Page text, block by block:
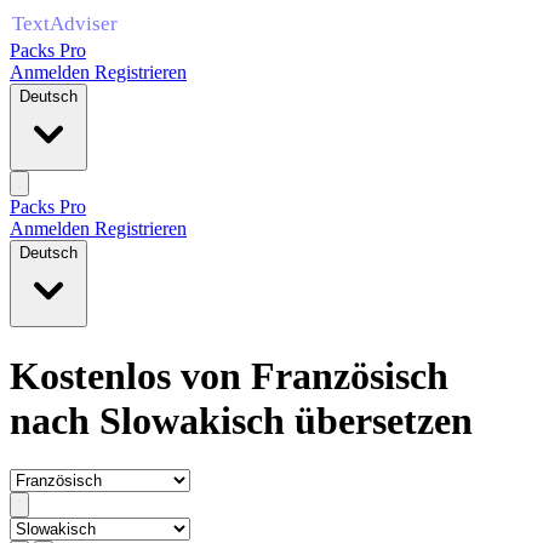
Packs Pro
Anmelden Registrieren
Deutsch
Packs Pro
Anmelden Registrieren
Deutsch
Kostenlos von Französisch
nach Slowakisch übersetzen